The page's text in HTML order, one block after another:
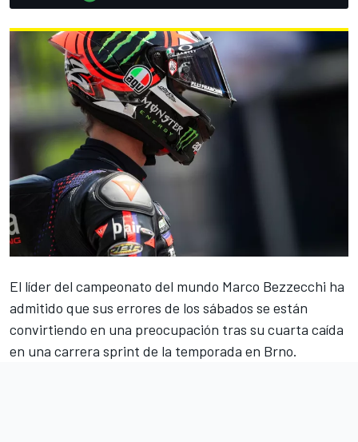
El líder del campeonato del mundo Marco Bezzecchi ha
admitido que sus errores de los sábados se están
convirtiendo en una preocupación tras su cuarta caída
en una carrera sprint de la temporada en Brno.